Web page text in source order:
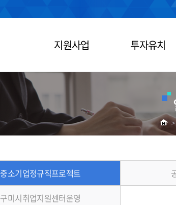
지원사업 투자유치
>
중소기업정규직프로젝트
구미시취업지원센터운영